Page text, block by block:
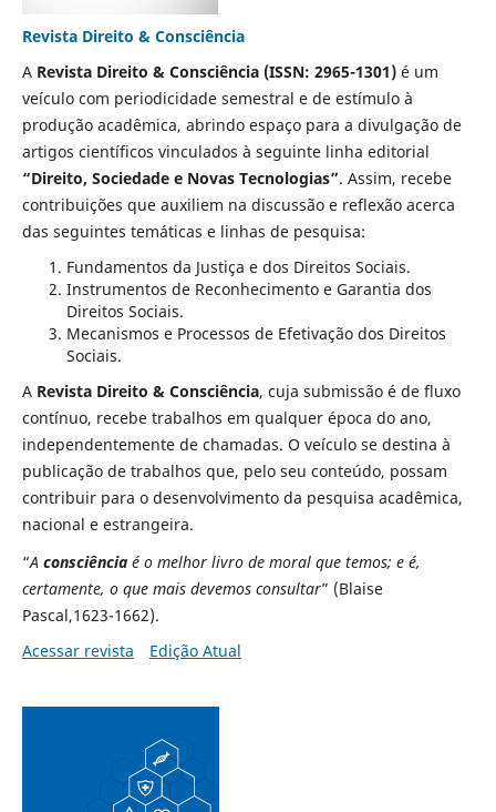
Revista Direito & Consciência
A Revista Direito & Consciência (ISSN: 2965-1301) é um
veículo com periodicidade semestral e de estímulo à
produção acadêmica, abrindo espaço para a divulgação de
artigos científicos vinculados à seguinte linha editorial
“Direito, Sociedade e Novas Tecnologias”. Assim, recebe
contribuições que auxiliem na discussão e reflexão acerca
das seguintes temáticas e linhas de pesquisa:
Fundamentos da Justiça e dos Direitos Sociais.
Instrumentos de Reconhecimento e Garantia dos
Direitos Sociais.
Mecanismos e Processos de Efetivação dos Direitos
Sociais.
A Revista Direito & Consciência, cuja submissão é de fluxo
contínuo, recebe trabalhos em qualquer época do ano,
independentemente de chamadas. O veículo se destina à
publicação de trabalhos que, pelo seu conteúdo, possam
contribuir para o desenvolvimento da pesquisa acadêmica,
nacional e estrangeira.
“A consciência é o melhor livro de moral que temos; e é,
certamente, o que mais devemos consultar” (Blaise
Pascal,1623-1662).
Acessar revista
Edição Atual